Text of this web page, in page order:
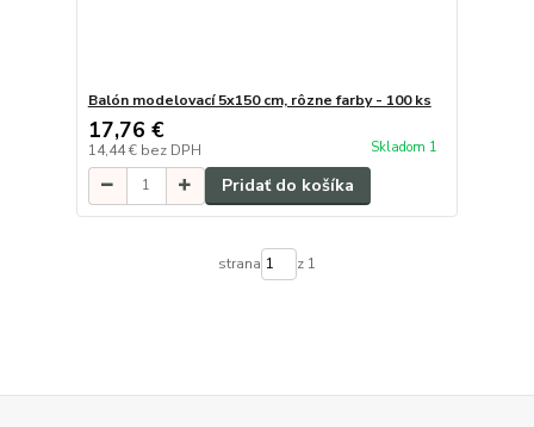
Balón modelovací 5x150 cm, rôzne farby - 100 ks
17,76 €
14,44 € bez DPH Skladom 1
Pridať do košíka
strana z 1